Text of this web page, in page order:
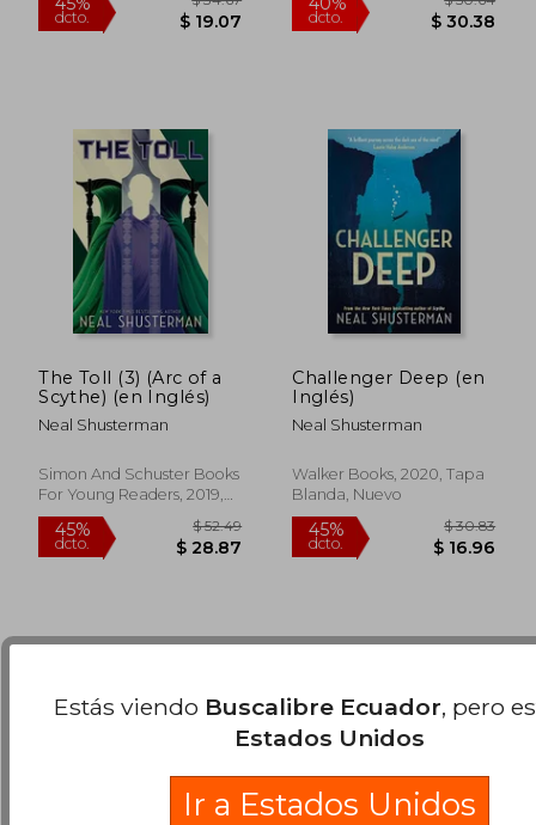
45%
dcto.
$ 47.06
$ 25.88
45%
dcto.
The Toll (3) (Arc of a
Scythe) (en Inglés)
Neal Shusterman
Simon And Schuster Books
For Young Readers, 2019,
Tapa Dura, Nuevo
Challenger Deep (en
Inglés)
Neal Shusterman
Walker Books, 2020, Tapa
Blanda, Nuevo
Estás viendo Buscalibre Ecuador, pero
Estados Unidos
Ir a Estados Unidos